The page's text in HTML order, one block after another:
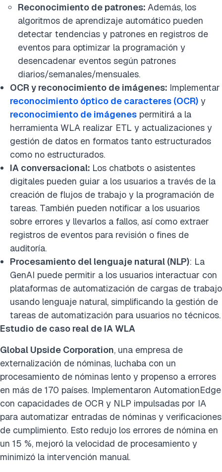
Reconocimiento de patrones: Además, los
algoritmos de aprendizaje automático pueden
detectar tendencias y patrones en registros de
eventos para optimizar la programación y
desencadenar eventos según patrones
diarios/semanales/mensuales.
OCR y reconocimiento de imágenes: Implementar
reconocimiento óptico de caracteres (OCR) y
reconocimiento de imágenes permitirá a la
herramienta WLA realizar ETL y actualizaciones y
gestión de datos en formatos tanto estructurados
como no estructurados.
IA conversacional: Los chatbots o asistentes
digitales pueden guiar a los usuarios a través de la
creación de flujos de trabajo y la programación de
tareas. También pueden notificar a los usuarios
sobre errores y llevarlos a fallos, así como extraer
registros de eventos para revisión o fines de
auditoría.
Procesamiento del lenguaje natural (NLP): La
GenAI puede permitir a los usuarios interactuar con
plataformas de automatización de cargas de trabajo
usando lenguaje natural, simplificando la gestión de
tareas de automatización para usuarios no técnicos.
Estudio de caso real de IA WLA
Global Upside Corporation, una empresa de
externalización de nóminas, luchaba con un
procesamiento de nóminas lento y propenso a errores
en más de 170 países. Implementaron AutomationEdge
con capacidades de OCR y NLP impulsadas por IA
para automatizar entradas de nóminas y verificaciones
de cumplimiento. Esto redujo los errores de nómina en
un 15 %, mejoró la velocidad de procesamiento y
minimizó la intervención manual.